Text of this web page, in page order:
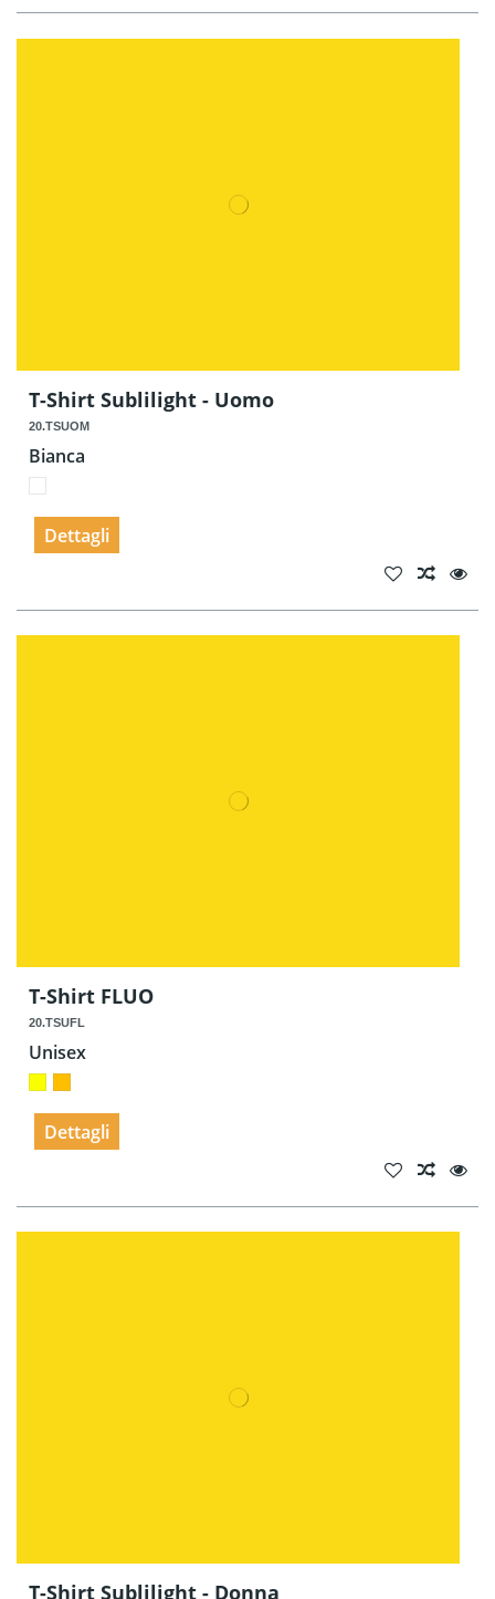
T-Shirt Sublilight - Uomo
20.TSUOM
Bianca
Dettagli
T-Shirt FLUO
20.TSUFL
Unisex
Dettagli
T-Shirt Sublilight - Donna